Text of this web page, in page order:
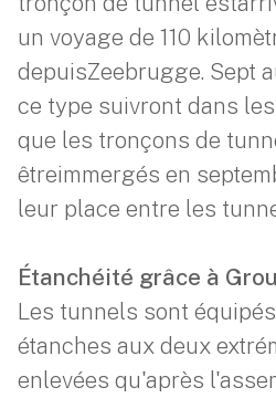
un voyage de 110
depuisZeebrugge. Sept
ce type suivront dans
que les tronçons de
êtreimmergés en
leur place entre les
Étanchéité grâce à
Les tunnels sont
étanches aux deux
enlevées qu'après